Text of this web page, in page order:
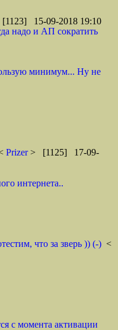
15-09-2018 19:10
надо и АП сократить
минимум... Ну не
Prizer> [1125] 17-09-
интернета..
что за зверь )) (-) <
с момента активации